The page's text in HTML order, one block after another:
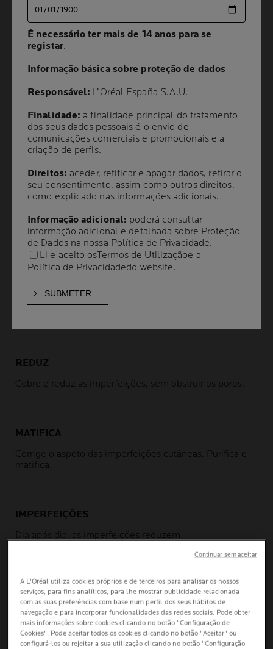
Shade11 Light Beige
BENEFÍCIOS
REDUZ
Cobre e reduz as imperfeições, sem obstruir os poros.
MATIFICA
Corrige o aspeto das imperfeições cutâneas. Purifica e
matifica.
IMPERFEIÇÕES
Dia após dia, as imperfeições reduzem.
COMO APLICAR O PRODUTO
É necessário ter mais de 14 anos para se
registar.
Informação básica sobre proteção de dados
Responsável: L’Oréal España S.A.U.
Finalidade: a finalidade principal do tratamento
dos seus dados pessoais é o envio de
comunicações comerciais e promocionais e a
criação de perfis.
Direitos: aceder, retificar e apagar dados, retirar o
seu consentimento, assim como outros direitos,
como explicado nas informações adicionais.
Informação adicional: poderá consultar
informação adicional e detalhada sobre Proteção
de Dados na nossa Política de Privacidade.
Li e aceito osTermos de Utilizaçãoe a
Política de Privacidadedo website.
É necessário ter mais de 14 anos para se
registar.
Informação básica sobre proteção de dados
Responsável: L’Oréal España S.A.U.
Finalidade: a finalidade principal do tratamento
dos seus dados pessoais é o envio de
comunicações comerciais e promocionais e a
criação de perfis.
Direitos: aceder, retificar e apagar dados, retirar o
seu consentimento, assim como outros direitos,
como explicado nas informações adicionais.
Informação adicional: poderá consultar
informação adicional e detalhada sobre Proteção
de Dados na nossa Política de Privacidade.
Li e aceito osTermos de Utilizaçãoe a
Política de Privacidadedo website.
A L'Oréal utiliza cookies próprios e de terceiros para analisar os nossos
serviços, para fins analíticos, para lhe mostrar publicidade relacionada
com as suas preferências com base num perfil dos seus hábitos de
navegação e para incorporar funcionalidades das redes sociais. Pode obter
mais informações sobre cookies clicando no botão "Configuração de
Cookies". Pode aceitar todos os cookies clicando no botão "Aceitar" ou
configurá-los ou rejeitar a sua utilização clicando no botão "Configuração
Continuar sem aceitar